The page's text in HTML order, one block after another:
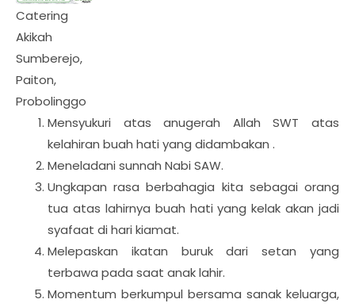
Catering
Akikah
Sumberejo,
Paiton,
Probolinggo
Mensyukuri atas anugerah Allah SWT atas
kelahiran buah hati yang didambakan .
Meneladani sunnah Nabi SAW.
Ungkapan rasa berbahagia kita sebagai orang
tua atas lahirnya buah hati yang kelak akan jadi
syafaat di hari kiamat.
Melepaskan ikatan buruk dari setan yang
terbawa pada saat anak lahir.
Momentum berkumpul bersama sanak keluarga,